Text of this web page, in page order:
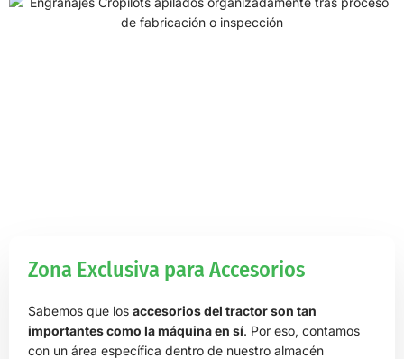
Zona Exclusiva para Accesorios
Sabemos que los accesorios del tractor son tan
importantes como la máquina en sí. Por eso, contamos
con un área específica dentro de nuestro almacén